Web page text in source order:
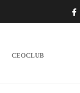
CEOCLUB